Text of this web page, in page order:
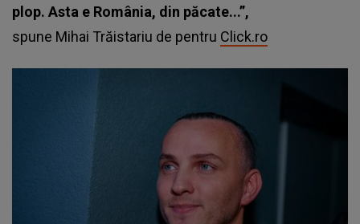
plop. Asta e România, din păcate...”,
spune Mihai Trăistariu de pentru Click.ro